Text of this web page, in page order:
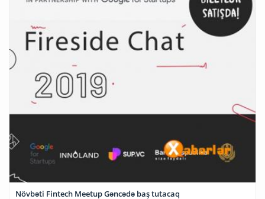
Növbəti Fintech Meetup Gəncədə baş tutacaq